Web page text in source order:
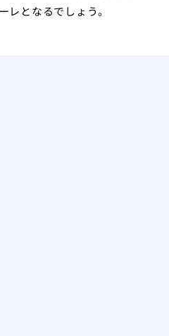
となるでしょう。